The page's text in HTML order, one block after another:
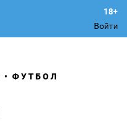
Войти
ФУТБОЛ